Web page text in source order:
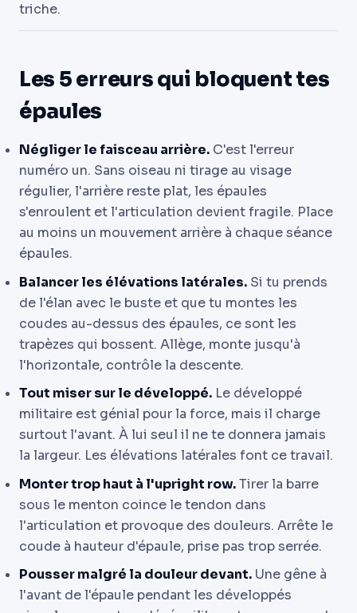
triche.
Les 5 erreurs qui bloquent tes
épaules
Négliger le faisceau arrière. C'est l'erreur
numéro un. Sans oiseau ni tirage au visage
régulier, l'arrière reste plat, les épaules
s'enroulent et l'articulation devient fragile. Place
au moins un mouvement arrière à chaque séance
épaules.
Balancer les élévations latérales. Si tu prends
de l'élan avec le buste et que tu montes les
coudes au-dessus des épaules, ce sont les
trapèzes qui bossent. Allège, monte jusqu'à
l'horizontale, contrôle la descente.
Tout miser sur le développé. Le développé
militaire est génial pour la force, mais il charge
surtout l'avant. À lui seul il ne te donnera jamais
la largeur. Les élévations latérales font ce travail.
Monter trop haut à l'upright row.Tirer la barre
sous le menton coince le tendon dans
l'articulation et provoque des douleurs. Arrête le
coude à hauteur d'épaule, prise pas trop serrée.
Pousser malgré la douleur devant. Une gêne à
l'avant de l'épaule pendant les développés